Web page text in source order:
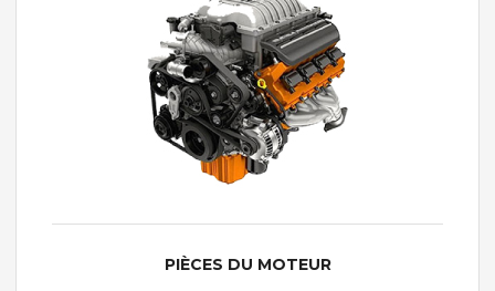
PIÈCES DU MOTEUR